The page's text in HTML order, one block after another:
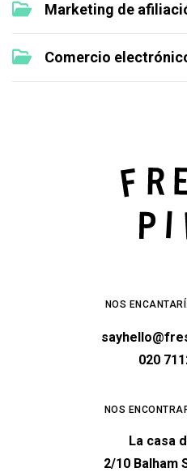
Marketing de
Comercio
NOS
020
NOS
La casa
2/10 Balham